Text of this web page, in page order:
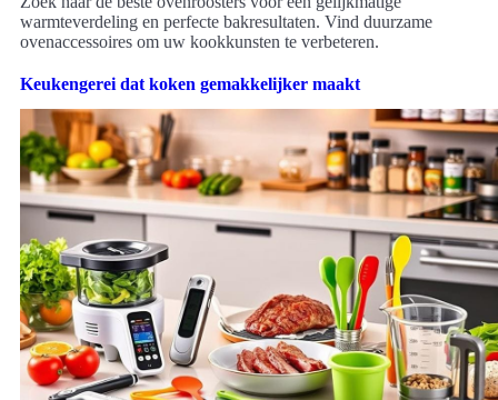
warmteverdeling en perfecte bakresultaten. Vind duurzame
ovenaccessoires om uw kookkunsten te verbeteren.
Keukengerei dat koken gemakkelijker maakt